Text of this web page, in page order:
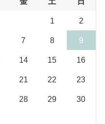
1 2
7 8 9
14 15 16
21 22 23
28 29 30